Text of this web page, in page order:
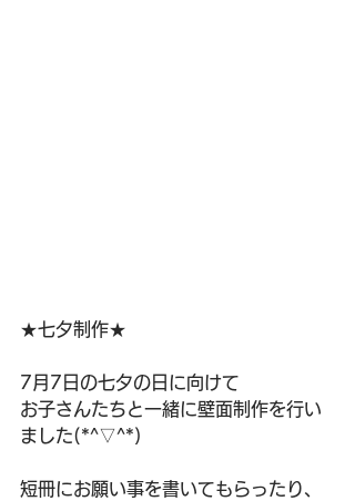
★七夕制作★
7月7日の七夕の日に向けて
お子さんたちと一緒に壁面制作を行い
ました(*^▽^*)
短冊にお願い事を書いてもらったり、